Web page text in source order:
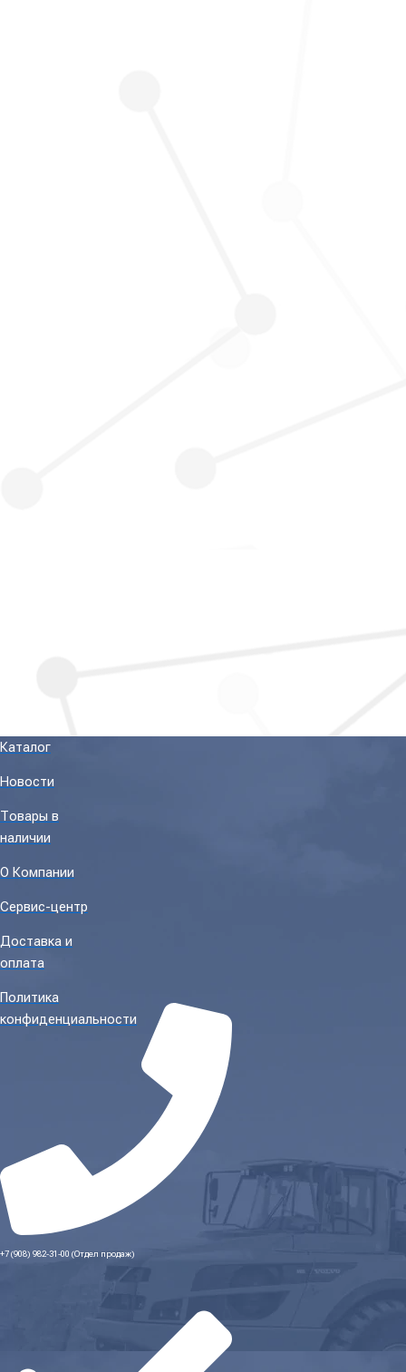
Каталог
Новости
Товары в
наличии
О Компании
Сервис-центр
Доставка и
оплата
Политика
конфиденциальности
+7 (908) 982-31-00 (Отдел продаж)